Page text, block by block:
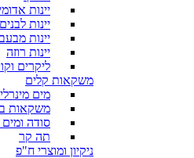
יינות
יינות לבנים
יינות
יינות רוזה
ליקרים
משקאות קלים
מים
משקאות
סודה ומים
תה קר
ניקיון ומוצרי ח"פ